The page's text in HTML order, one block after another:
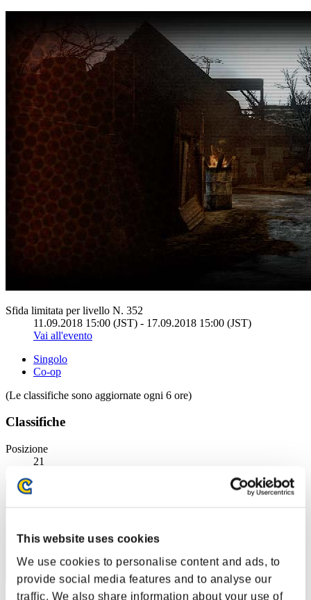
This website uses cookies
We use cookies to personalise content and ads, to
provide social media features and to analyse our
traffic. We also share information about your use of
Sfida limitata per livello N. 352
11.09.2018 15:00 (JST) - 17.09.2018 15:00 (JST)
Vai all'evento
Singolo
Co-op
(Le classifiche sono aggiornate ogni 6 ore)
Classifiche
Posizione
21